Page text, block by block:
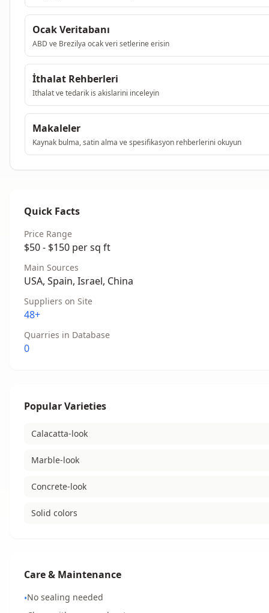
Ocak Veritabanı
ABD ve Brezilya ocak veri setlerine erisin
İthalat Rehberleri
Ithalat ve tedarik is akislarini inceleyin
Makaleler
Kaynak bulma, satin alma ve spesifikasyon rehberlerini okuyun
Quick Facts
Price Range
$50 - $150 per sq ft
Main Sources
USA, Spain, Israel, China
Suppliers on Site
48+
Quarries in Database
0
Popular Varieties
Calacatta-look
Marble-look
Concrete-look
Solid colors
Care & Maintenance
•No sealing needed